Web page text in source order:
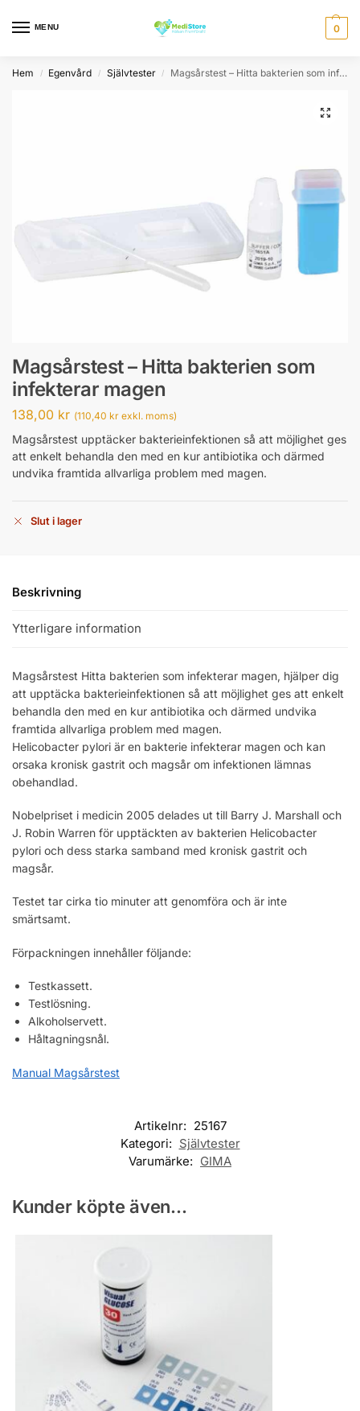
MENU 0
Hem / Egenvård / Självtester / Magsårstest – Hitta bakterien som infekterar magen
Magsårstest – Hitta bakterien som
infekterar magen
138,00 kr (110,40 kr exkl. moms)
Magsårstest upptäcker bakterieinfektionen så att möjlighet ges
att enkelt behandla den med en kur antibiotika och därmed
undvika framtida allvarliga problem med magen.
Slut i lager
Beskrivning
Ytterligare information
Magsårstest Hitta bakterien som infekterar magen, hjälper dig
att upptäcka bakterieinfektionen så att möjlighet ges att enkelt
behandla den med en kur antibiotika och därmed undvika
framtida allvarliga problem med magen.
Helicobacter pylori är en bakterie infekterar magen och kan
orsaka kronisk gastrit och magsår om infektionen lämnas
obehandlad.
Nobelpriset i medicin 2005 delades ut till Barry J. Marshall och
J. Robin Warren för upptäckten av bakterien Helicobacter
pylori och dess starka samband med kronisk gastrit och
magsår.
Testet tar cirka tio minuter att genomföra och är inte
smärtsamt.
Förpackningen innehåller följande:
Testkassett.
Testlösning.
Alkoholservett.
Håltagningsnål.
Manual Magsårstest
Artikelnr: 25167
Kategori: Självtester
Varumärke: GIMA
Kunder köpte även...